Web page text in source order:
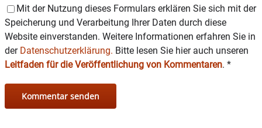
Mit der Nutzung dieses Formulars erklären Sie sich mit der
Speicherung und Verarbeitung Ihrer Daten durch diese
Website einverstanden. Weitere Informationen erfahren Sie in
der Datenschutzerklärung. Bitte lesen Sie hier auch unseren
Leitfaden für die Veröffentlichung von Kommentaren. *